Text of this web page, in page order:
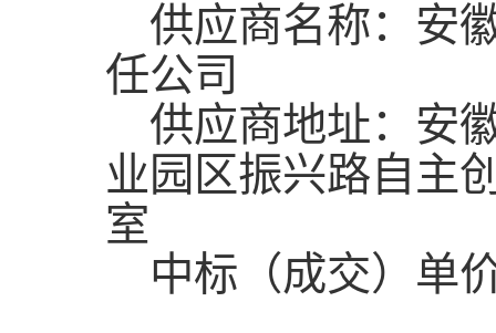
供应商名称：安
任公司
供应商地址：安
业园区振兴路自主
室
中标（成交）单